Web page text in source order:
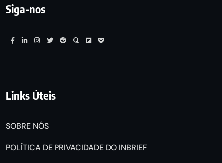
Siga-nos
Links Úteis
SOBRE NÓS
POLÍTICA DE PRIVACIDADE DO INBRIEF